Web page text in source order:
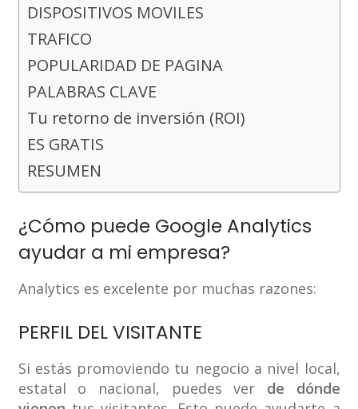
DISPOSITIVOS MOVILES
TRAFICO
POPULARIDAD DE PAGINA
PALABRAS CLAVE
Tu retorno de inversión (ROI)
ES GRATIS
RESUMEN
¿Cómo puede Google Analytics
ayudar a mi empresa?
Analytics es excelente por muchas razones:
PERFIL DEL VISITANTE
Si estás promoviendo tu negocio a nivel local,
estatal o nacional, puedes ver de dónde